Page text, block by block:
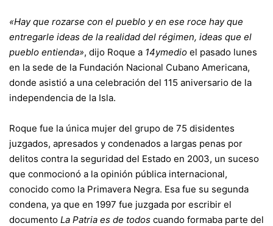
«Hay que rozarse con el pueblo y en ese roce hay que
entregarle ideas de la realidad del régimen, ideas que el
pueblo entienda», dijo Roque a 14ymedio el pasado lunes
en la sede de la Fundación Nacional Cubano Americana,
donde asistió a una celebración del 115 aniversario de la
independencia de la Isla.
Roque fue la única mujer del grupo de 75 disidentes
juzgados, apresados y condenados a largas penas por
delitos contra la seguridad del Estado en 2003, un suceso
que conmocionó a la opinión pública internacional,
conocido como la Primavera Negra. Esa fue su segunda
condena, ya que en 1997 fue juzgada por escribir el
documento La Patria es de todos cuando formaba parte del